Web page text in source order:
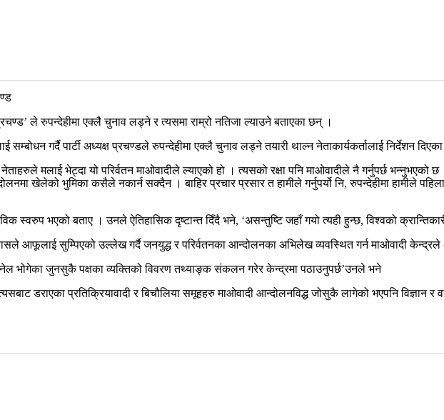
ले रुपन्देहीमा एक्लै चुनाव लड्ने र त्यसमा राम्रो नतिजा ल्याउने बताएका छन् ।
गर्दै पार्टी अध्यक्ष प्रचण्डले रुपन्देहीमा एक्लै चुनाव लड्ने तयारी थाल्न नेताकार्यकर्तालाई निर्देशन
मलाई भेट्दा यो परिर्वतन माओवादीले ल्याएको हो । त्यसको रक्षा पनि माओवादीले नै गर्नुपर्छ
खेलेको भुमिका कसैले नकार्न सक्दैन । बाहिर प्रचार प्रसार त हामीले गर्नुपर्यो नि, रुपन्देहीमा हामीले पहिला
स्वरुप भएको बताए । उनले ऐतिहासिक दृष्टान्त दिँदै भने, ‘असन्तुष्टि जहाँ गयो त्यही हुन्छ, विश्वको
आफूलाई सुम्पिएको उल्लेख गर्दै जनयुद्ध र परिर्वतनका आन्दोलनका अभिलेख व्यवस्थित गर्न माओवादी
भोगेका जुनसुकै पक्षका व्यक्तिको विवरण तथ्याङ्क संकलन गरेर केन्द्रमा पठाउनुपर्छ’उनले भने
डराएका प्रतिक्रियावादी र बिचौलिया समूहहरु माओवादी आन्दोलनविद्ध जोसुकै लागेको भएपनि विज्ञान